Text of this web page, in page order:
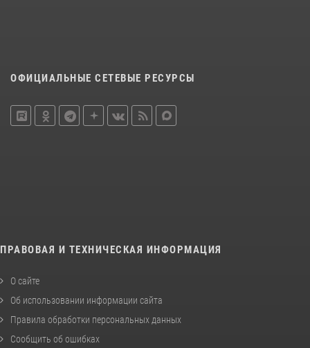
ОФИЦИАЛЬНЫЕ СЕТЕВЫЕ РЕСУРСЫ
ПРАВОВАЯ И ТЕХНИЧЕСКАЯ ИНФОРМАЦИЯ
О сайте
Об использовании информации сайта
Правила обработки персональных данных
Сообщить об ошибках